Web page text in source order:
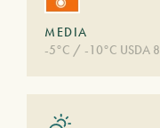
MEDIA
-5°C / -10°C USDA 8